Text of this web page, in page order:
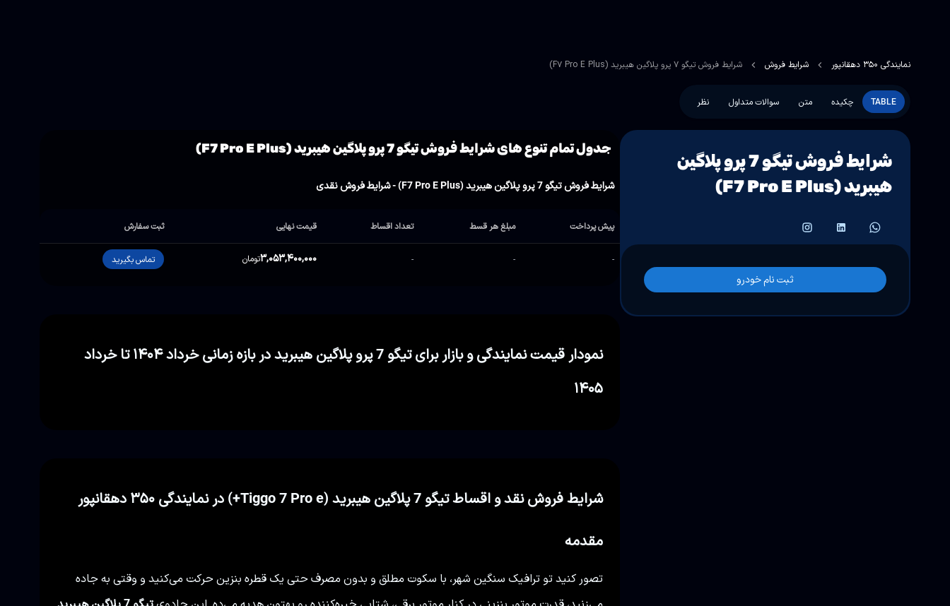
نمایندگی 350 دهقانپور شرایط فروش شرایط فروش تیگو 7 پرو پلاگین هیبرید (F7 Pro E Plus)
TABLE چکیده متن سوالات متداول نظر
شرایط فروش تیگو 7 پرو پلاگین
هیبرید (F7 Pro E Plus)
ثبت نام خودرو
جدول تمام تنوع های شرایط فروش تیگو 7 پرو پلاگین هیبرید (F7 Pro E Plus)
شرایط فروش تیگو 7 پرو پلاگین هیبرید (F7 Pro E Plus) - شرایط فروش نقدی
پیش پرداخت مبلغ هر قسط تعداد اقساط قیمت نهایی ثبت سفارش
-
-
-
3,053,400,000تومان تماس بگیرید
نمودار قیمت نمایندگی و بازار برای تیگو 7 پرو پلاگین هیبرید در بازه زمانی خرداد ۱۴۰۴ تا خرداد
۱۴۰۵
شرایط فروش نقد و اقساط تیگو 7 پلاگین هیبرید (Tiggo 7 Pro e+) در نمایندگی ۳۵۰ دهقانپور
مقدمه
تصور کنید تو ترافیک سنگین شهر، با سکوت مطلق و بدون مصرف حتی یک قطره بنزین حرکت می‌کنید و وقتی به جاده